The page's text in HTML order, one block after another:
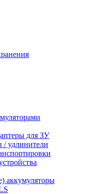
для ЗУ
/ удлинители
аккумуляторы